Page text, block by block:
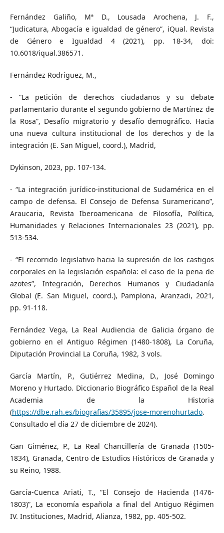
Fernández Galiño, Mª D., Lousada Arochena, J. F.,
“Judicatura, Abogacía e igualdad de género”, iQual. Revista
de Género e Igualdad 4 (2021), pp. 18-34, doi:
10.6018/iqual.386571.
Fernández Rodríguez, M.,
- “La petición de derechos ciudadanos y su debate
parlamentario durante el segundo gobierno de Martínez de
la Rosa”, Desafío migratorio y desafío demográfico. Hacia
una nueva cultura institucional de los derechos y de la
integración (E. San Miguel, coord.), Madrid,
Dykinson, 2023, pp. 107-134.
- “La integración jurídico-institucional de Sudamérica en el
campo de defensa. El Consejo de Defensa Suramericano”,
Araucaria, Revista Iberoamericana de Filosofía, Política,
Humanidades y Relaciones Internacionales 23 (2021), pp.
513-534.
- “El recorrido legislativo hacia la supresión de los castigos
corporales en la legislación española: el caso de la pena de
azotes”, Integración, Derechos Humanos y Ciudadanía
Global (E. San Miguel, coord.), Pamplona, Aranzadi, 2021,
pp. 91-118.
Fernández Vega, La Real Audiencia de Galicia órgano de
gobierno en el Antiguo Régimen (1480-1808), La Coruña,
Diputación Provincial La Coruña, 1982, 3 vols.
García Martín, P., Gutiérrez Medina, D., José Domingo
Moreno y Hurtado. Diccionario Biográfico Español de la Real
Academia de la Historia
(https://dbe.rah.es/biografias/35895/jose-morenohurtado.
Consultado el día 27 de diciembre de 2024).
Gan Giménez, P., La Real Chancillería de Granada (1505-
1834), Granada, Centro de Estudios Históricos de Granada y
su Reino, 1988.
García-Cuenca Ariati, T., “El Consejo de Hacienda (1476-
1803)”, La economía española a final del Antiguo Régimen
IV. Instituciones, Madrid, Alianza, 1982, pp. 405-502.